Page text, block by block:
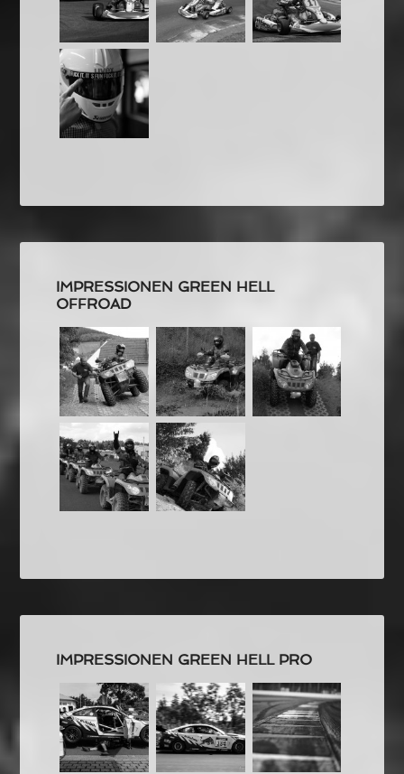
IMPRESSIONEN GREEN HELL
OFFROAD
IMPRESSIONEN GREEN HELL PRO